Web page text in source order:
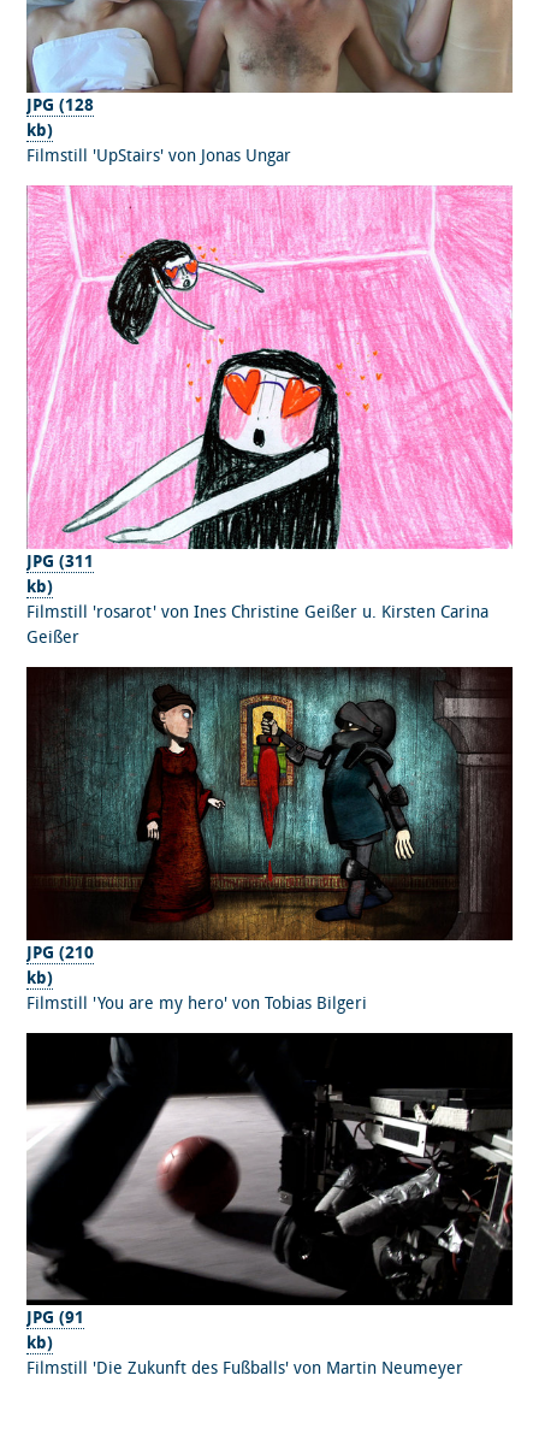
JPG (128
kb)
Filmstill 'UpStairs' von Jonas Ungar
JPG (311
kb)
Filmstill 'rosarot' von Ines Christine Geißer u. Kirsten Carina
Geißer
JPG (210
kb)
Filmstill 'You are my hero' von Tobias Bilgeri
JPG (91
kb)
Filmstill 'Die Zukunft des Fußballs' von Martin Neumeyer